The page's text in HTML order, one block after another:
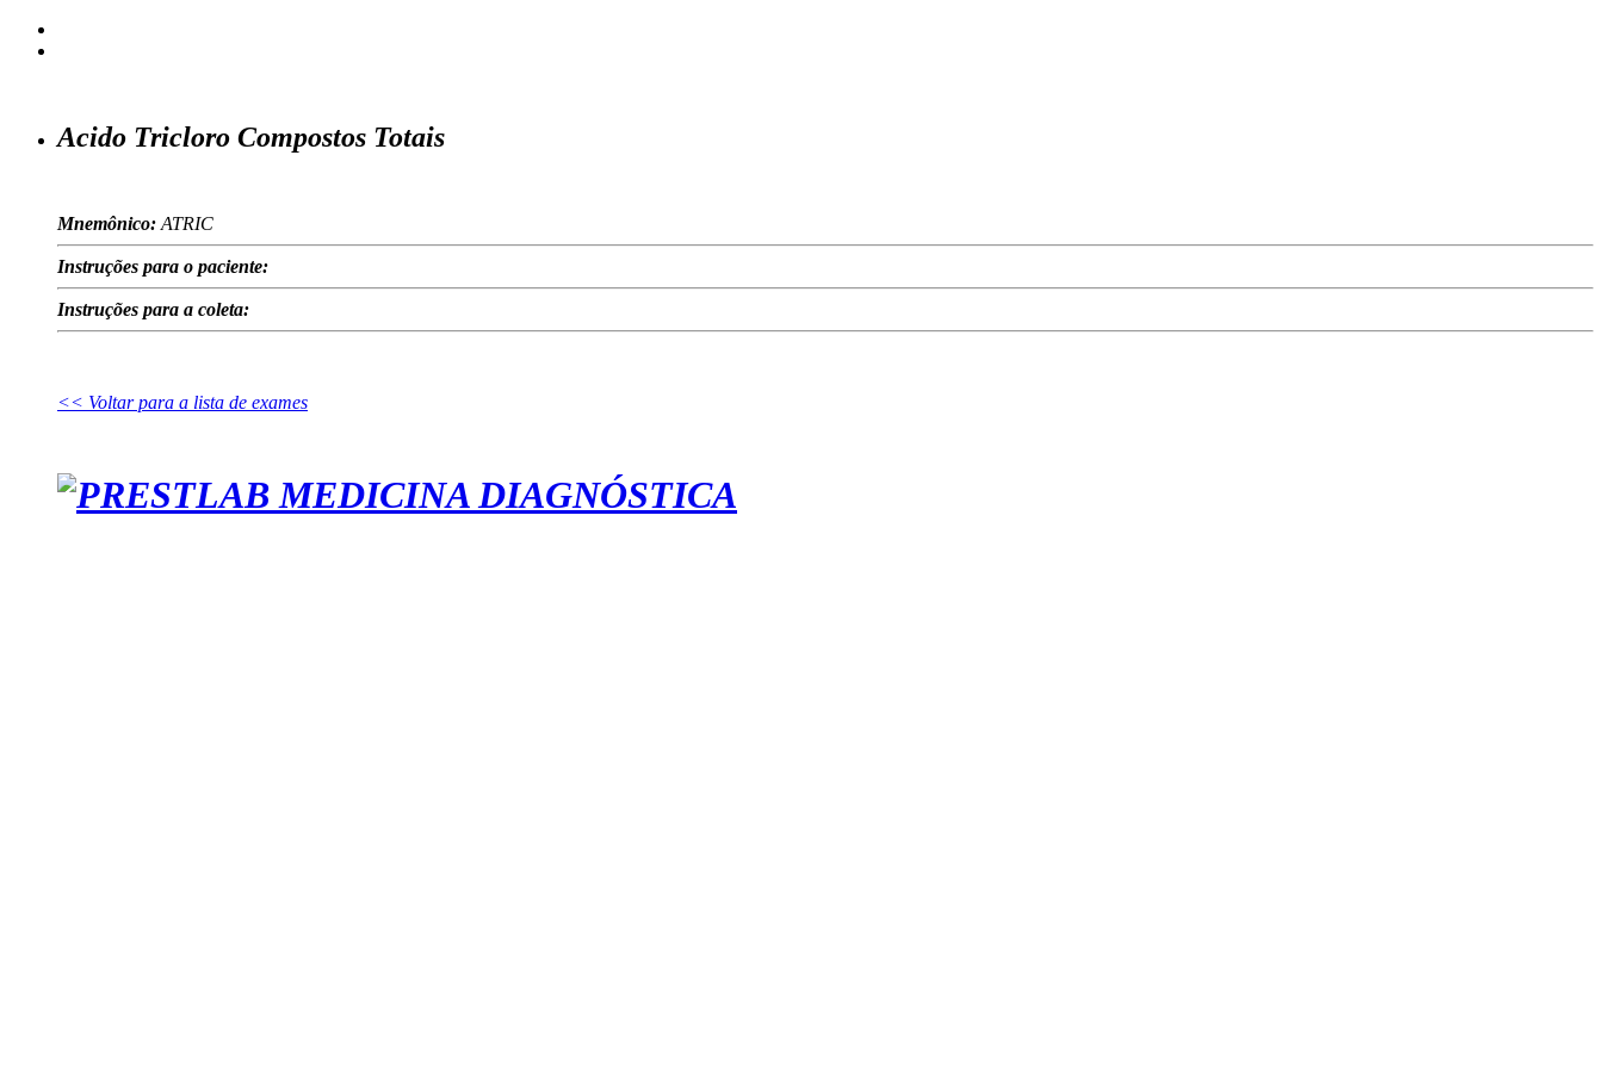
Acido Tricloro Compostos Totais
Mnemônico: ATRIC
Instruções para o paciente:
Instruções para a coleta:
<< Voltar para a lista de exames